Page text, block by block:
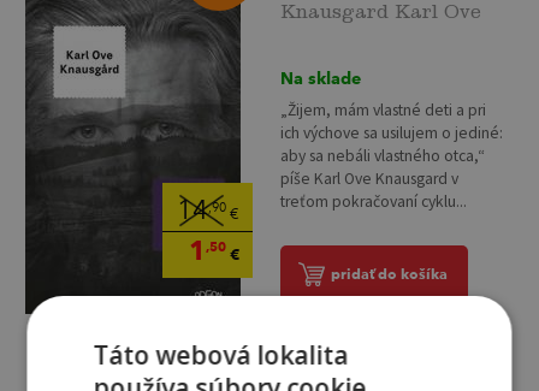
14,90 €
1 ,50 €
Knausgard Karl Ove
Na sklade
„Žijem, mám vlastné deti a pri
ich výchove sa usilujem o jediné:
aby sa nebáli vlastného otca,“
píše Karl Ove Knausgard v
treťom pokračovaní cyklu...
pridať do košíka
Táto webová lokalita